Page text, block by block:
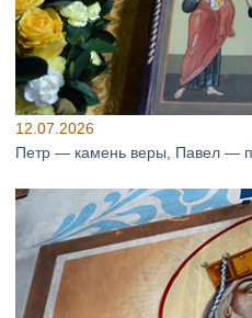
12.07.2026
Петр — камень веры, Павел —